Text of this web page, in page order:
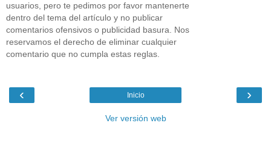
usuarios, pero te pedimos por favor mantenerte
dentro del tema del artículo y no publicar
comentarios ofensivos o publicidad basura. Nos
reservamos el derecho de eliminar cualquier
comentario que no cumpla estas reglas.
‹ ›
Inicio
Ver versión web